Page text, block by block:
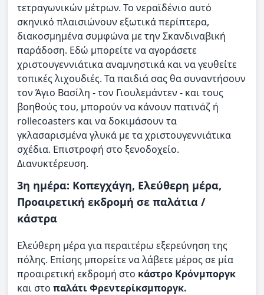
τετραγωνικών μέτρων. Το νεραϊδένιο αυτό
σκηνικό πλαισιώνουν εξωτικά περίπτερα,
διακοσμημένα συμφώνα με την Σκανδιναβική
παράδοση. Εδώ μπορείτε να αγοράσετε
χριστουγεννιάτικα αναμνηστικά και να γευθείτε
τοπικές λιχουδιές. Τα παιδιά σας θα συναντήσουν
τον Άγιο Βασίλη - τον Γιουλεμάντεν - και τους
βοηθούς του, μπορούν να κάνουν πατινάζ ή
rollecoasters και να δοκιμάσουν τα
γκλασαρισμένα γλυκά με τα χριστουγεννιάτικα
σχέδια. Επιστροφή στο ξενοδοχείο.
Διανυκτέρευση.
3η ημέρα: Κοπεγχάγη, Ελεύθερη μέρα,
Προαιρετική εκδρομή σε παλάτια /
κάστρα
Ελεύθερη μέρα για περαιτέρω εξερεύνηση της
πόλης. Επίσης μπορείτε να λάβετε μέρος σε μία
προαιρετική εκδρομή στο κάστρο Κρόνμποργκ
και στο παλάτι Φρεντερίκσμποργκ.